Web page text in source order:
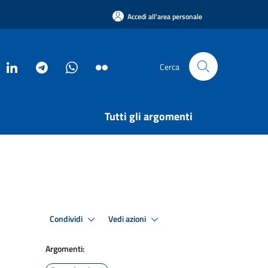
Accedi all'area personale
Cerca
Tutti gli argomenti
Condividi Vedi azioni
Argomenti: